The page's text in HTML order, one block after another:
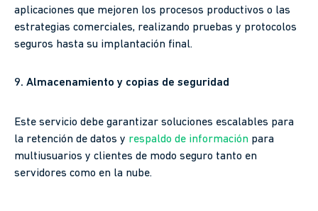
aplicaciones que mejoren los procesos productivos o las
estrategias comerciales, realizando pruebas y protocolos
seguros hasta su implantación final.
9. Almacenamiento y copias de seguridad
Este servicio debe garantizar soluciones escalables para
la retención de datos y respaldo de información para
multiusuarios y clientes de modo seguro tanto en
servidores como en la nube.